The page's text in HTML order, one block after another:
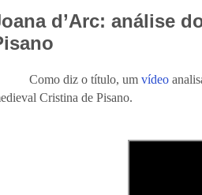
d’Arc: análise
Como diz o título, um vídeo
Cristina de Pisano.